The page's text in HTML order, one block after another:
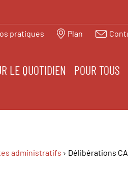
pratiques Plan
LE QUOTIDIEN POUR TOUS
administratifs Délibérations